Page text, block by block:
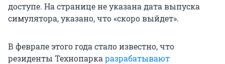
доступе. На странице не указана дата выпуска
симулятора, указано, что «скоро выйдет».
В феврале этого года стало известно, что
резиденты Технопарка разрабатывают